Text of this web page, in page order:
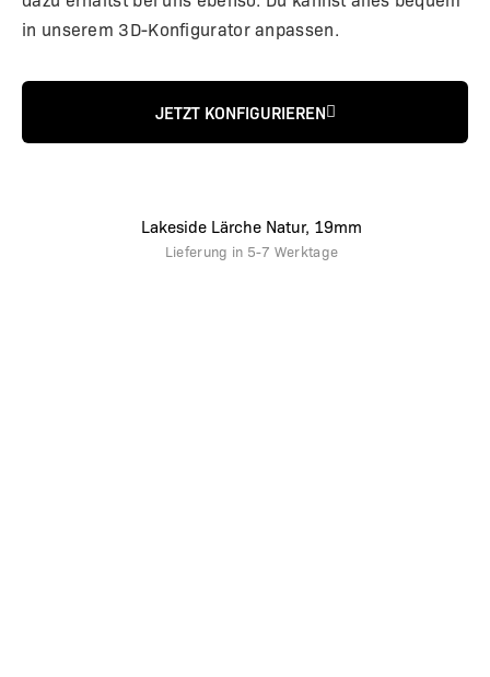
in unserem 3D-Konfigurator anpassen.
JETZT KONFIGURIEREN
Lakeside Lärche Natur, 19mm
Lieferung in 5-7 Werktage